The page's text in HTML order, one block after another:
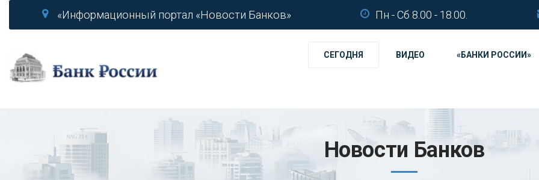
«Информационный портал «Новости Банков» Пн - Сб 8.00 - 18.00.
СЕГОДНЯ ВИДЕО «БАНКИ РОССИИ»
Новости Банков